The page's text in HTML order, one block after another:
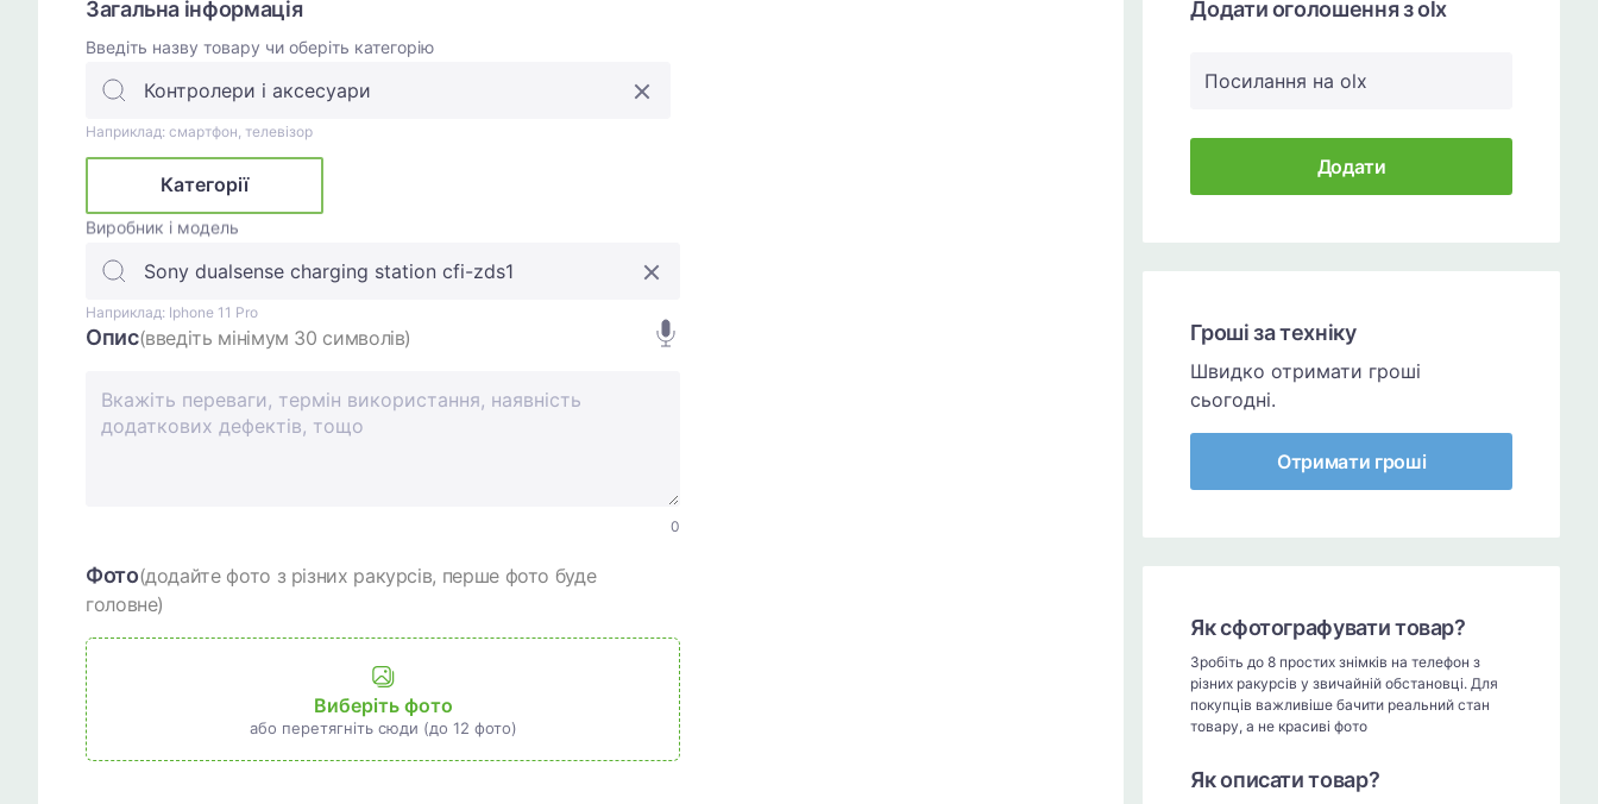
Загальна інформація
Введіть назву товару чи оберіть категорію
Наприклад: смартфон, телевізор
Категорії
Виробник і модель
Наприклад: Iphone 11 Pro
Опис(введіть мінімум 30 символів)
0
Фото(додайте фото з різних ракурсів, перше фото буде
головне)
Виберіть фото
або перетягніть сюди (до 12 фото)
Додати оголошення з olx
Посилання на olx
Додати
Гроші за техніку
Швидко отримати гроші
сьогодні.
Отримати гроші
Як сфотографувати товар?
Зробіть до 8 простих знімків на телефон з
різних ракурсів у звичайній обстановці. Для
покупців важливіше бачити реальний стан
товару, а не красиві фото
Як описати товар?